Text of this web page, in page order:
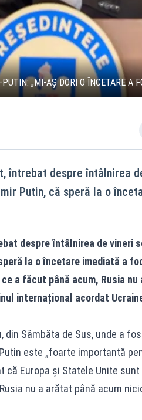
„MI-AȘ DORI O ÎNCETARE A
întrebat despre întâlnirea
Putin, că speră la o
despre întâlnirea de vineri
la o încetare imediată a
a făcut până acum, Rusia nu
internațional acordat
din Sâmbăta de Sus, unde a
este „foarte importantă
că Europa și Statele Unite
nu a arătat până acum